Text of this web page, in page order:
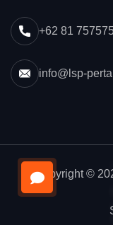
+62 81
info@lsp-
Copyright ©